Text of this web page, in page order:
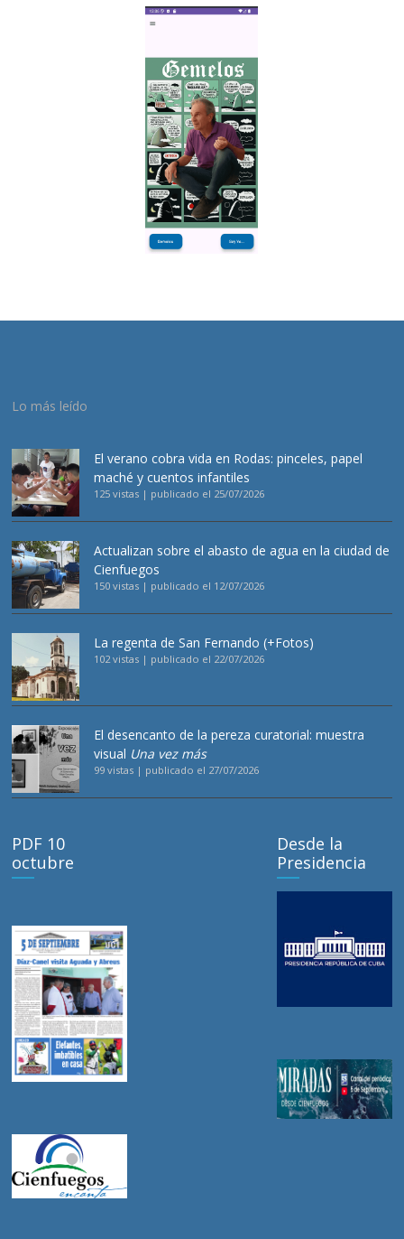
Lo más leído
El verano cobra vida en Rodas: pinceles, papel
maché y cuentos infantiles
125 vistas | publicado el 25/07/2026
Actualizan sobre el abasto de agua en la ciudad de
Cienfuegos
150 vistas | publicado el 12/07/2026
La regenta de San Fernando (+Fotos)
102 vistas | publicado el 22/07/2026
El desencanto de la pereza curatorial: muestra
visual Una vez más
99 vistas | publicado el 27/07/2026
PDF 10
octubre
Desde la
Presidencia